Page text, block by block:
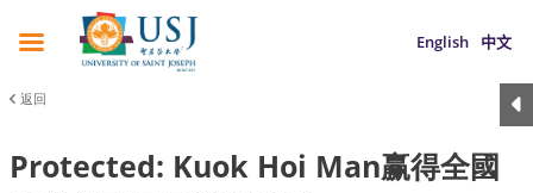
English 中文
返回
Protected: Kuok Hoi Man赢得全國